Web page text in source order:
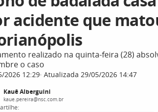
acidente que
realizado na quinta-feira (28)
o caso
2026 12:29 Atualizada 29/05/2026 14:47
Kauê Alberguini
kaue.pereira@nsc.com.br